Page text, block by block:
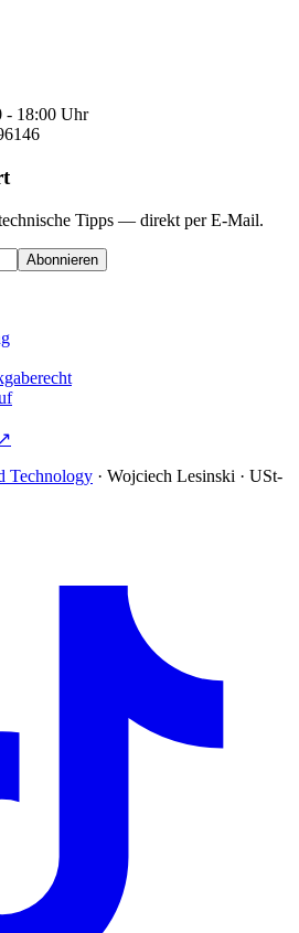
- 18:00 Uhr
Tipps — direkt per E-Mail.
Abonnieren
↗
Technology · Wojciech Lesinski · USt-